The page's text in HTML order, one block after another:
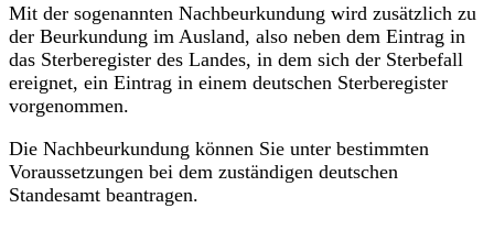
Mit der sogenannten Nachbeurkundung wird zusätzlich zu
der Beurkundung im Ausland, also neben dem Eintrag in
das Sterberegister des Landes, in dem sich der Sterbefall
ereignet, ein Eintrag in einem deutschen Sterberegister
vorgenommen.
Die Nachbeurkundung können Sie unter bestimmten
Voraussetzungen bei dem zuständigen deutschen
Standesamt beantragen.